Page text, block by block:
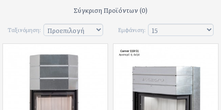
Σύγκριση Προϊόντων (0)
Ταξινόμηση: Εμφάνιση: